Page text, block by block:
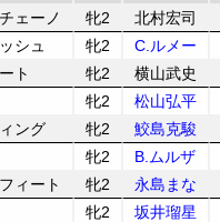
ェーノ 牝2
北村宏司
シュ 牝2
C.ルメー
ト 牝2
横山武史
牝2
松山弘平
ング 牝2
鮫島克駿
牝2
B.ムルザ
ィート 牝2
永島まな
牝2
坂井瑠星